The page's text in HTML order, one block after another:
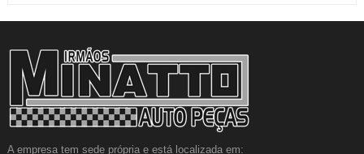
A empresa tem sede própria e está localizada em: